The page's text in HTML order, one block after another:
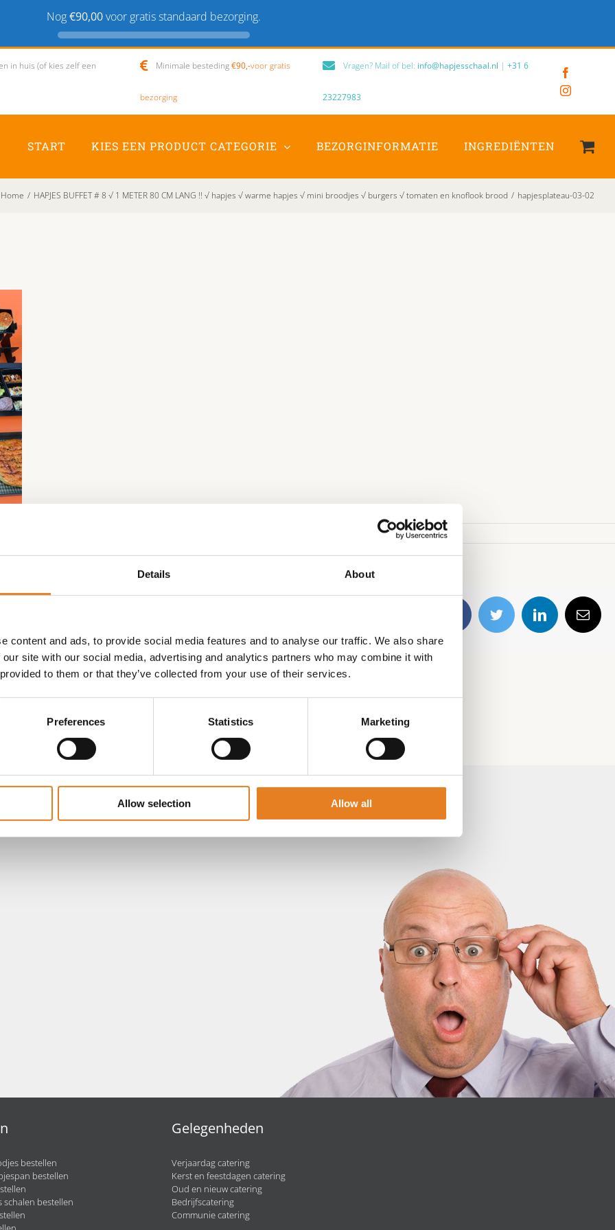
Details About
content and ads, to provide social media features and to analyse our traffic. We also share
site with our social media, advertising and analytics partners who may combine it with
to them or that they’ve collected from your use of their services.
Preferences Statistics Marketing
Allow selection Allow all
Nog€90,00voor gratis standaard bezorging.
in huis (of kies zelf een Minimale besteding€90,-voor gratis
bezorging
Vragen? Mail of bel: info@hapjesschaal.nl |+31 6
23227983
Instagram
START KIES EEN PRODUCT CATEGORIE BEZORGINFORMATIE INGREDIËNTEN
Home / HAPJES BUFFET # 8 √ 1 METER 80 CM LANG !! √ hapjes √ warme hapjes √ mini broodjes √ burgers √ tomaten en knoflook brood / hapjesplateau-03-02
FacebookTwitter LinkedIn
E-
mail
bestellen
bestellen
schalen bestellen
Gelegenheden
Verjaardag catering
Kerst en feestdagen catering
Oud en nieuw catering
Bedrijfscatering
Communie catering